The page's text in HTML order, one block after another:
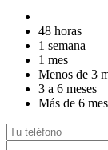
48 horas
1 semana
1 mes
Menos de 3
3 a 6 meses
Más de 6